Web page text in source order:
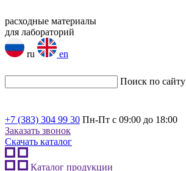
расходные материалы
для лабораторий
ru en
Поиск по сайту
+7 (383) 304 99 30 Пн-Пт с 09:00 до 18:00
Заказать звонок
Скачать каталог
Каталог продукции